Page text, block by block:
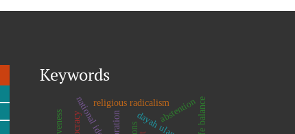
Keywords
dayah ulama
religious radicalismabstention